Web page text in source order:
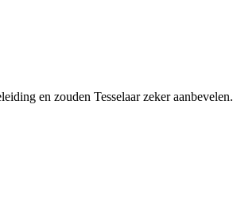
en zouden Tesselaar zeker aanbevelen.